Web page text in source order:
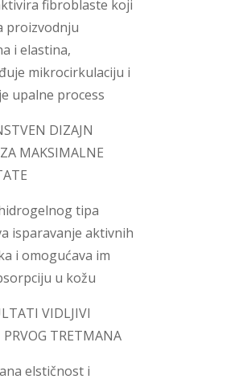
fibroblaste koji
proizvodnju
i elastina,
mikrocirkulaciju i
upalne process
DIZAJN
MAKSIMALNE
tipa
isparavanje aktivnih
i omogućava im
u kožu
VIDLJIVI
TRETMANA
elstičnost i